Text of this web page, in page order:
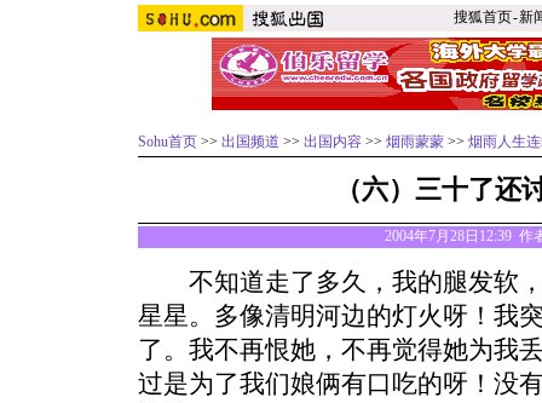
搜狐首页-新
Sohu首页 >> 出国频道 >> 出国内容 >> 烟雨蒙蒙 >> 烟雨人生
（六）三十了还
2004年7月28日12:39
不知道走了多久，我的腿发软，
星星。多像清明河边的灯火呀！我
了。我不再恨她，不再觉得她为我
过是为了我们娘俩有口吃的呀！没